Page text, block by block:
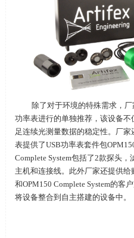
除了对于环境的特殊需求，
功率表进行的单独推荐，该设备
足连续光测量数据的稳定性。厂家
表提供了USB功率表套件包
Complete System包括了2款探头，
主机和连接线。此外厂家还提供给
和OPM150 Complete System的客
将设备整合到自主搭建的设备中。